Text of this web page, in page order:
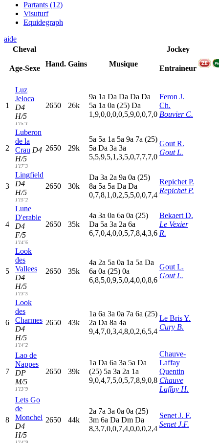
Partants (12)
Visuturf
Equidegraph
aide
Cheval
Age-Sexe
Hand. Gains Musique
Jockey
Entraineur
1
Luz
Jeloca
D4
H/5
1'15"1
2650 26k
9a 1a Da Da Da Da
5a 1a 0a (25) Da
1,9,0,0,0,0,5,9,0,0,7,0
Feron J.
Ch.
Bouvier C.
2
Luberon
de la
Crau D4
H/5
1'17"3
2650 29k
5a 5a 1a 5a 9a 7a (25)
5a Da 3a 3a
5,5,9,5,1,3,5,0,7,7,7,0
Gout R.
Gout L.
3
Lingfield
D4
H/5
1'15"2
2650 30k
Da 3a 2a 9a 0a (25)
8a 5a 5a Da Da
0,7,8,1,0,2,5,5,0,0,7,4
Repichet P.
Repichet P.
4
Lune
D'erable
D4
F/5
1'14"6
2650 35k
4a 3a 0a 6a 0a (25)
Da 5a 3a 2a 6a
6,7,0,4,0,0,5,7,8,4,3,6
Bekaert D.
Le Vexier
R.
5
Look
des
Vallees
D4
H/5
1'13"5
2650 35k
4a 2a 5a 0a 1a 5a Da
6a 0a (25) 0a
6,8,5,0,9,5,0,4,0,0,8,6
Gout L.
Gout L.
6
Look
des
Charmes
D4
H/5
1'14"2
2650 43k
1a 6a 3a 0a 7a 6a (25)
2a Da 8a 4a
9,4,7,0,3,4,8,0,2,6,5,4
Le Bris Y.
Cury B.
7
Lao de
Nappes
DP
M/5
1'13"9
2650 39k
1a Da 6a 3a 5a Da
(25) 5a 3a 2a 1a
9,0,4,7,5,0,5,7,8,9,0,8
Chauve-
Laffay
Quentin
Chauve
Laffay H.
8
Lets Go
de
Monchel
D4
H/5
2650 44k
2a 7a 3a 0a 0a (25)
3m 6a Da Dm Da
8,3,7,0,0,7,4,0,0,0,2,4
Senet J. F.
Senet J.F.